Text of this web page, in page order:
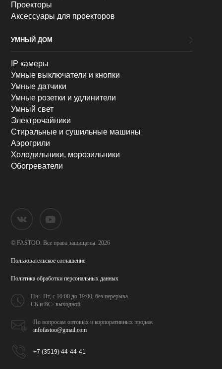
Проекторы
Аксессуары для проекторов
УМНЫЙ ДОМ
IP камеры
Умные выключатели и кнопки
Умные датчики
Умные розетки и удлинители
Умный свет
Электрочайники
Стиральные и сушильные машины
Аэрогрили
Холодильники, морозильники
Обогреватели
© FASTOO. Все права защищены. 2026
Пользовательское соглашение
Политика обработкиперсональных данных
Пн - Пт, с 10:00 до 19:00,без перерыва.
СБ и ВС- выходной.
По вопросам оптовых икорпоративных продаж
infofastoo@gmail.com
+7 (3519) 44-44-41